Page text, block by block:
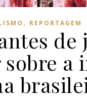
, REPORTAGEM
a